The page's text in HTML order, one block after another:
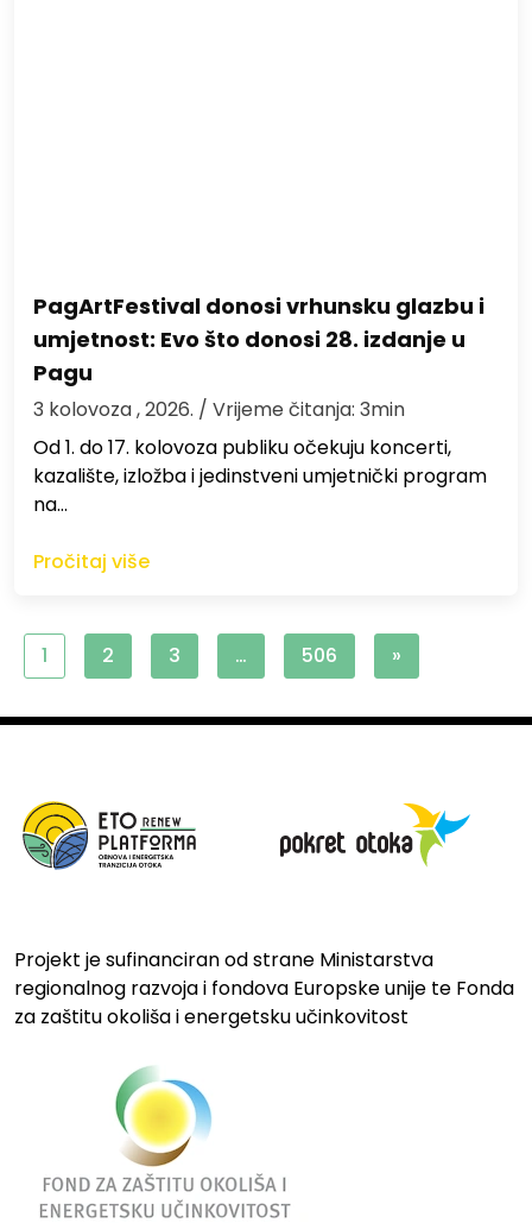
PagArtFestival donosi vrhunsku glazbu i
umjetnost: Evo što donosi 28. izdanje u
Pagu
3 kolovoza , 2026. / Vrijeme čitanja: 3min
Od 1. do 17. kolovoza publiku očekuju koncerti,
kazalište, izložba i jedinstveni umjetnički program
na…
Pročitaj više
1 2 3 … 506 »
Projekt je sufinanciran od strane Ministarstva
regionalnog razvoja i fondova Europske unije te Fonda
za zaštitu okoliša i energetsku učinkovitost